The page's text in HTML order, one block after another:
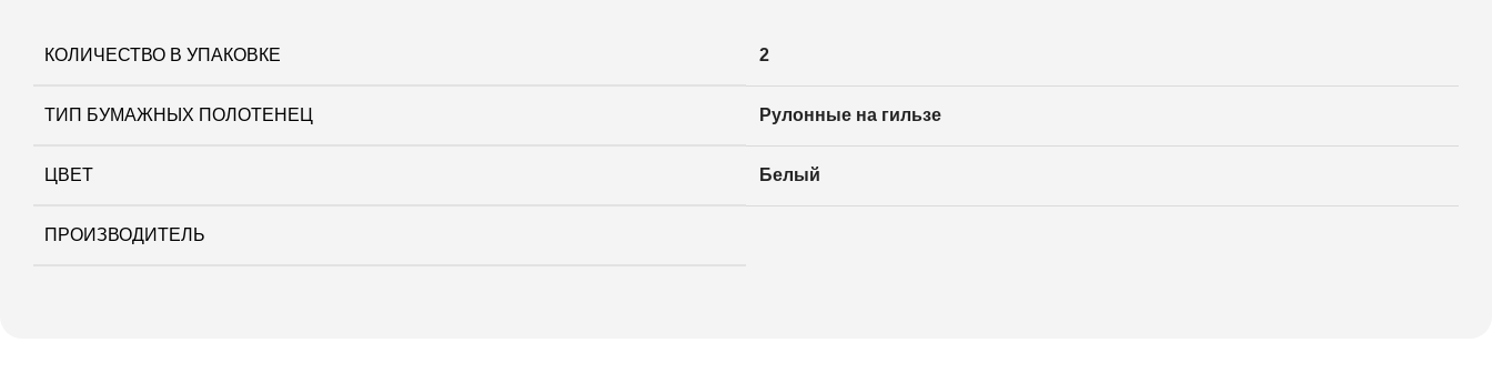
КОЛИЧЕСТВО В УПАКОВКЕ 2
ТИП БУМАЖНЫХ ПОЛОТЕНЕЦ Рулонные на гильзе
ЦВЕТ Белый
ПРОИЗВОДИТЕЛЬ